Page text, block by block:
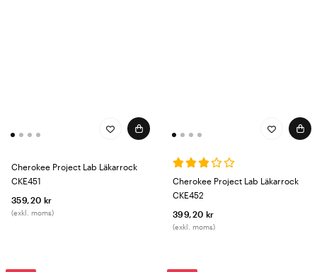
Cherokee Project Lab Läkarrock
CKE451
359,20 kr
(exkl. moms)
Cherokee Project Lab Läkarrock
CKE452
399,20 kr
(exkl. moms)